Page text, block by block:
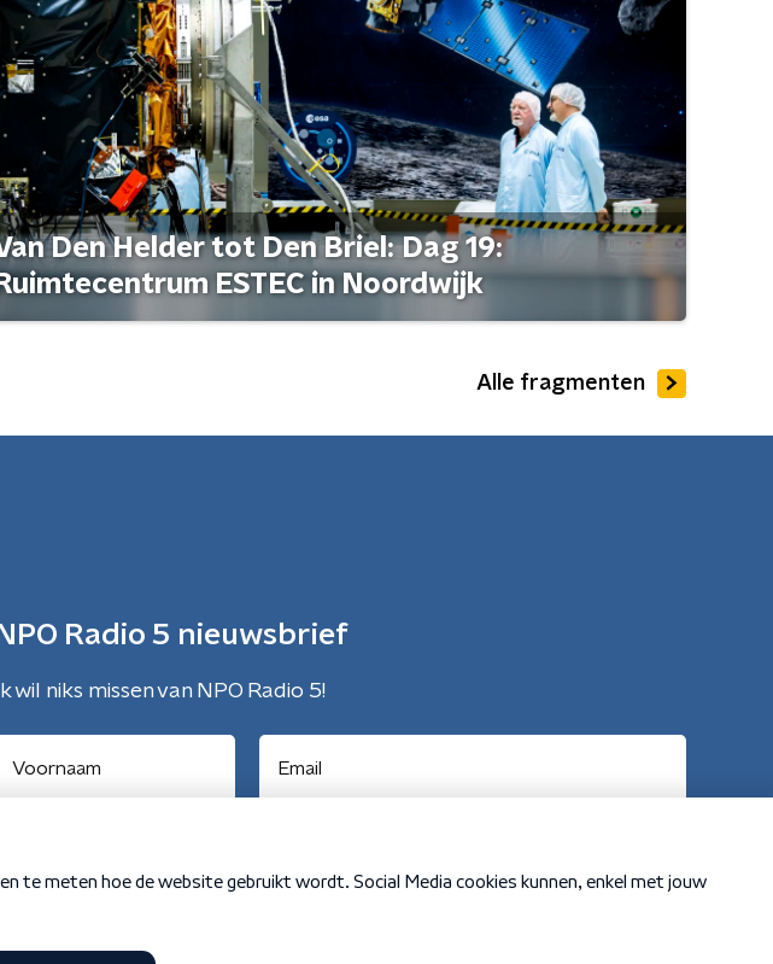
Den Helder tot Den Briel: Dag 19:
ESTEC in Noordwijk
Alle fragmenten
NPO Radio 5 nieuwsbrief
Ik wil niks missen van NPO Radio 5!